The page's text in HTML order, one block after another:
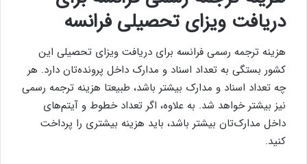
دریافت ویزای تحصیلی فرانسه
هزینه ترجمه رسمی فرانسه برای دریافت ویزای تحصیلی این
کشور بستگی به تعداد اسناد و مدارک داخل پرونده‌تان دارد. هر
چه تعداد اسناد و مدارک بیشتر باشد، طبیعتا هزینه ترجمه رسمی
نیز بیشتر خواهد شد. به علاوه، اگر تعداد خطوط و آیتم‌های
داخل مدارک‌تان بیشتر باشد، باید هزینه بیشتری را پرداخت
کنید.